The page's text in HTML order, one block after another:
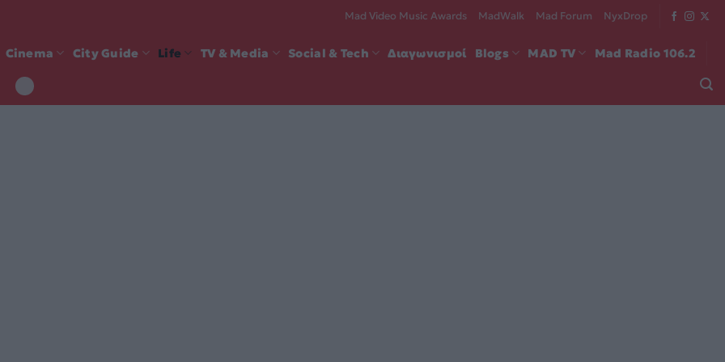
Mad Video Music Awards MadWalk Mad Forum NyxDrop
Cinema City Guide Life TV & Media Social & Tech Διαγωνισμοί Blogs MAD TV Mad Radio 106.2